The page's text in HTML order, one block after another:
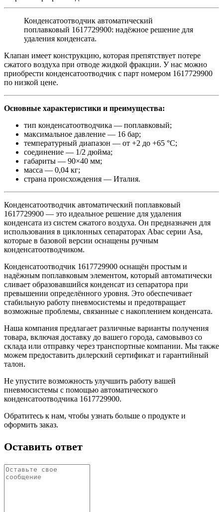
Конденсатоотводчик автоматический
поплавковый 1617729900: надёжное решение для
удаления конденсата.
Клапан имеет конструкцию, которая препятствует потере
сжатого воздуха при отводе жидкой фракции. У нас можно
приобрести конденсатоотводчик с парт номером 1617729900
по низкой цене.
Основные характеристики и преимущества:
тип конденсатоотводчика — поплавковый;
максимальное давление — 16 бар;
температурный диапазон — от +2 до +65 °C;
соединение — 1/2 дюйма;
габариты — 90×40 мм;
масса — 0,04 кг;
страна происхождения — Италия.
Конденсатоотводчик автоматический поплавковый
1617729900 — это идеальное решение для удаления
конденсата из систем сжатого воздуха. Он предназначен для
использования в циклонных сепараторах Abac серии Asa,
которые в базовой версии оснащены ручным
конденсатоотводчиком.
Конденсатоотводчик 1617729900 оснащён простым и
надёжным поплавковым элементом, который автоматически
сливает образовавшийся конденсат из сепаратора при
превышении определённого уровня. Это обеспечивает
стабильную работу пневмосистемы и предотвращает
возможные проблемы, связанные с накоплением конденсата.
Наша компания предлагает различные варианты получения
товара, включая доставку до вашего города, самовывоз со
склада или отправку через транспортные компании. Мы также
можем предоставить дилерский сертификат и гарантийный
талон.
Не упустите возможность улучшить работу вашей
пневмосистемы с помощью автоматического
конденсатоотводчика 1617729900.
Обратитесь к нам, чтобы узнать больше о продукте и
оформить заказ.
Оставить ответ